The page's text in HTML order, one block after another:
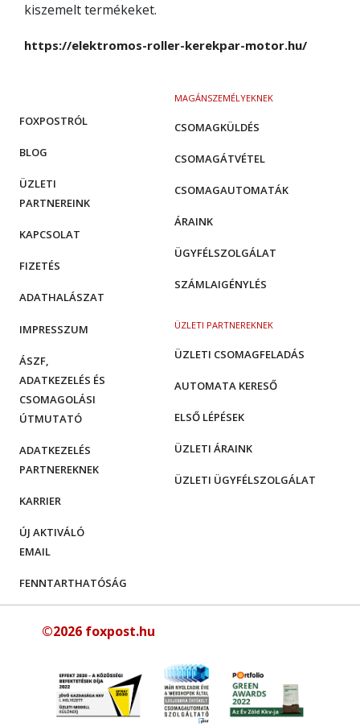
kiszemelt termékeket.
https://elektromos-roller-kerekpar-motor.hu/
MAGÁNSZEMÉLYEKNEK
CSOMAGKÜLDÉS
CSOMAGÁTVÉTEL
CSOMAGAUTOMATÁK
ÁRAINK
ÜGYFÉLSZOLGÁLAT
SZÁMLAIGÉNYLÉS
ÜZLETI PARTNEREKNEK
ÜZLETI CSOMAGFELADÁS
AUTOMATA KERESŐ
ELSŐ LÉPÉSEK
ÜZLETI ÁRAINK
ÜZLETI ÜGYFÉLSZOLGÁLAT
FOXPOSTRÓL
BLOG
ÜZLETI
PARTNEREINK
KAPCSOLAT
FIZETÉS
ADATHALÁSZAT
IMPRESSZUM
ÁSZF,
ADATKEZELÉS ÉS
CSOMAGOLÁSI
ÚTMUTATÓ
ADATKEZELÉS
PARTNEREKNEK
KARRIER
ÚJ AKTIVÁLÓ
EMAIL
FENNTARTHATÓSÁG
©2026 foxpost.hu